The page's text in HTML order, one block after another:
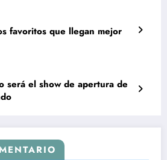
favoritos que llegan mejor
será el show de apertura de